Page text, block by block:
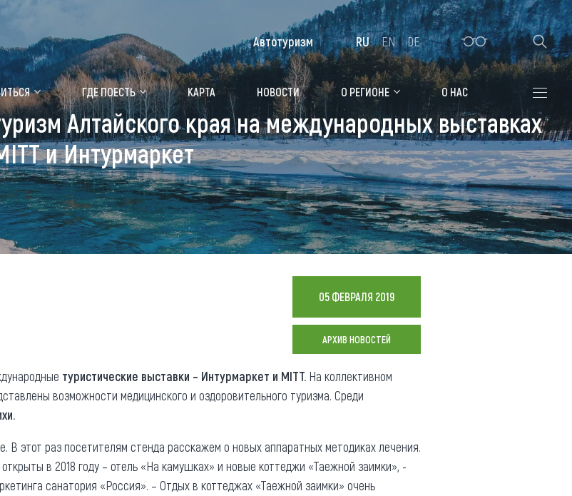
Медицинский форум Алтайская зимовка
Чем заняться
Календарь событий
Аудиогид
Мой маршрут
Где остановиться
Санатории
Гостиницы, отели
Коттеджи, базы
Сельские усадьбы
Мотели, придорожные отели
Общая информация
Как добраться
Карты и буклеты
Коллекция впечатлений
Блог путешественника
Видеогалерея
ГДЕ ПОЕСТЬ КАРТА НОВОСТИ О РЕГИОНЕ О НАС
Автотуризм RU EN DE
Алтайского края на международных выставках
и Интурмаркет
05 ФЕВРАЛЯ 2019
АРХИВ НОВОСТЕЙ
туристические выставки – Интурмаркет и MITT. На коллективном
возможности медицинского и оздоровительного туризма. Среди
этот раз посетителям стенда расскажем о новых аппаратных методиках лечения.
в 2018 году – отель «На камушках» и новые коттеджи «Таежной заимки», -
санатория «Россия». – Отдых в коттеджах «Таежной заимки» очень